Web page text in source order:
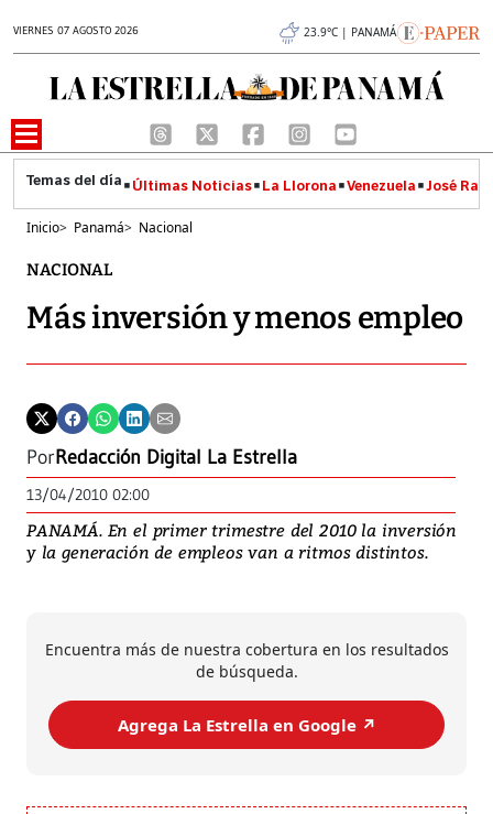
VIERNES 07 AGOSTO 2026 23.9°C | PANAMÁ
Últimas Noticias La Llorona Venezuela José
Inicio> Panamá> Nacional
NACIONAL
Más inversión y menos empleo
PorRedacción Digital La Estrella
13/04/2010 02:00
PANAMÁ. En el primer trimestre del 2010 la inversión
y la generación de empleos van a ritmos distintos.
Encuentra más de nuestra cobertura en los resultados
de búsqueda.
Agrega La Estrella en Google ↗️